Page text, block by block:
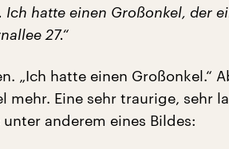
Ich hatte einen Großonkel, der
27.“
„Ich hatte einen Großonkel.“
mehr. Eine sehr traurige, sehr
anderem eines Bildes: